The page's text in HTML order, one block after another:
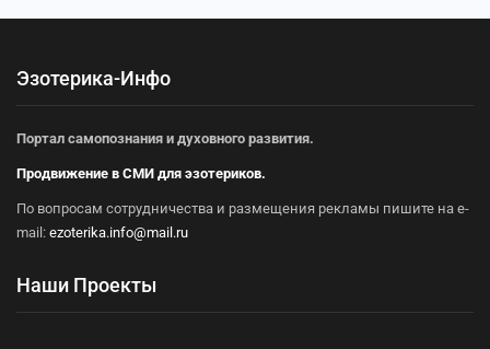
Эзотерика-Инфо
Портал самопознания и духовного развития.
Продвижение в СМИ для эзотериков.
По вопросам сотрудничества и размещения рекламы пишите на e-
mail: ezoterika.info@mail.ru
Наши Проекты